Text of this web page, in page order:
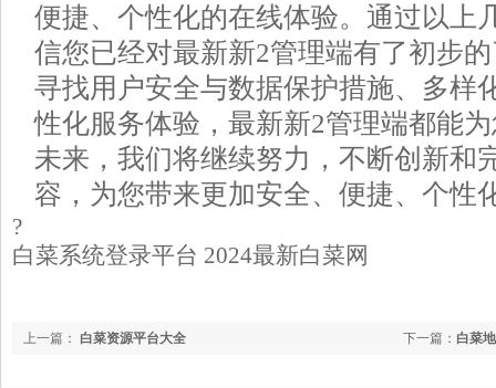
便捷、个性化的在线体验。通过以上
信您已经对最新新2管理端有了初步
寻找用户安全与数据保护措施、多样
性化服务体验，最新新2管理端都能
未来，我们将继续努力，不断创新和
容，为您带来更加安全、便捷、个性
?
白菜系统登录平台 2024最新白菜网
下一篇： 白菜
上一篇： 白菜资源平台大全